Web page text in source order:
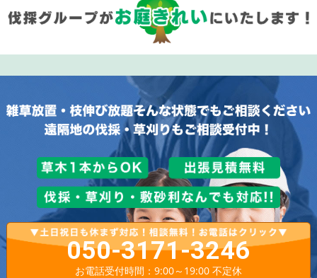
050-3171-3246
お電話受付時間：9:00～19:00 不定休